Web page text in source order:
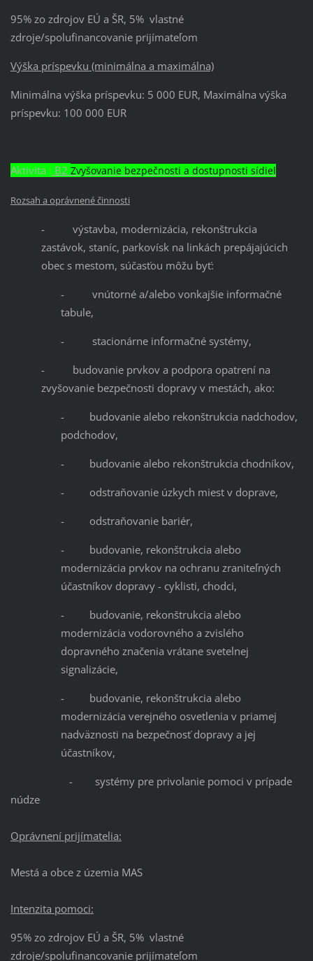
95% zo zdrojov EÚ a ŠR, 5% vlastné
zdroje/spolufinancovanie prijímateľom
Výška príspevku (minimálna a maximálna)
Minimálna výška príspevku: 5 000 EUR, Maximálna výška
príspevku: 100 000 EUR
Aktivita : B2 Zvyšovanie bezpečnosti a dostupnosti sídiel
Rozsah a oprávnené činnosti
- výstavba, modernizácia, rekonštrukcia
zastávok, staníc, parkovísk na linkách prepájajúcich
obec s mestom, súčasťou môžu byť:
- vnútorné a/alebo vonkajšie informačné
tabule,
- stacionárne informačné systémy,
- budovanie prvkov a podpora opatrení na
zvyšovanie bezpečnosti dopravy v mestách, ako:
- budovanie alebo rekonštrukcia nadchodov,
podchodov,
- budovanie alebo rekonštrukcia chodníkov,
- odstraňovanie úzkych miest v doprave,
- odstraňovanie bariér,
- budovanie, rekonštrukcia alebo
modernizácia prvkov na ochranu zraniteľných
účastníkov dopravy - cyklisti, chodci,
- budovanie, rekonštrukcia alebo
modernizácia vodorovného a zvislého
dopravného značenia vrátane svetelnej
signalizácie,
- budovanie, rekonštrukcia alebo
modernizácia verejného osvetlenia v priamej
nadväznosti na bezpečnosť dopravy a jej
účastníkov,
- systémy pre privolanie pomoci v prípade
núdze
Oprávnení prijímatelia:
Mestá a obce z územia MAS
Intenzita pomoci:
95% zo zdrojov EÚ a ŠR, 5% vlastné
zdroje/spolufinancovanie prijímateľom